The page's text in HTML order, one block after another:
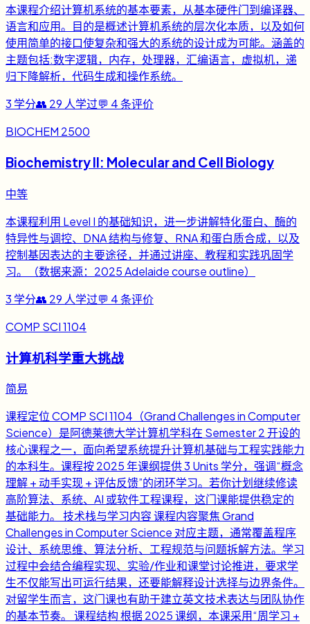
本课程介绍计算机系统的基本要素，从基本硬件门到编译器、
语言和应用。目的是概述计算机系统的层次化本质，以及如何
使用简单的接口使复杂和强大的系统的设计成为可能。涵盖的
主题包括:数字逻辑，内存，处理器，汇编语言，虚拟机，递
归下降解析，代码生成和操作系统。
3 学分👥 29 人学过💬 4条评价
BIOCHEM 2500
Biochemistry II: Molecular and Cell Biology
中等
本课程利用 Level I 的基础知识，进一步讲解特化蛋白、酶的
特异性与调控、DNA 结构与修复、RNA 和蛋白质合成，以及
控制基因表达的主要途径，并通过讲座、教程和实践巩固学
习。（数据来源：2025 Adelaide course outline）
3 学分👥 29 人学过💬 4条评价
COMP SCI 1104
计算机科学重大挑战
简易
课程定位 COMP SCI 1104（Grand Challenges in Computer
Science）是阿德莱德大学计算机学科在 Semester 2 开设的
核心课程之一，面向希望系统提升计算机基础与工程实践能力
的本科生。课程按 2025 年课纲提供 3 Units 学分，强调“概念
理解 + 动手实现 + 评估反馈”的闭环学习。若你计划继续修读
高阶算法、系统、AI 或软件工程课程，这门课能提供稳定的
基础能力。 技术栈与学习内容 课程内容聚焦 Grand
Challenges in Computer Science 对应主题，通常覆盖程序
设计、系统思维、算法分析、工程规范与问题拆解方法。学习
过程中会结合编程实现、实验/作业和课堂讨论推进，要求学
生不仅能写出可运行结果，还要能解释设计选择与边界条件。
对留学生而言，这门课也有助于建立英文技术表达与团队协作
的基本节奏。 课程结构 根据 2025 课纲，本课采用“周学习 +